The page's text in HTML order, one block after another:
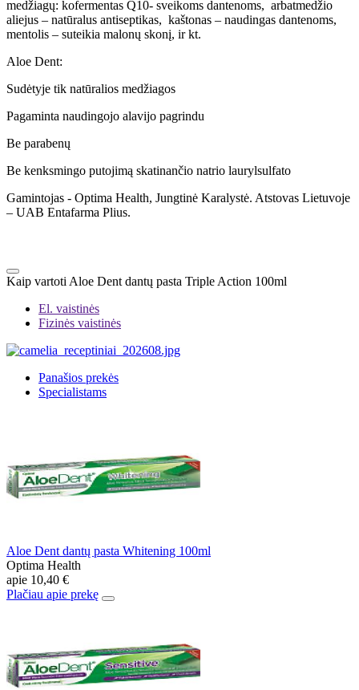
medžiagų: kofermentas Q10- sveikoms dantenoms, arbatmedžio
aliejus – natūralus antiseptikas, kaštonas – naudingas dantenoms,
mentolis – suteikia malonų skonį, ir kt.
Aloe Dent:
Sudėtyje tik natūralios medžiagos
Pagaminta naudingojo alavijo pagrindu
Be parabenų
Be kenksmingo putojimą skatinančio natrio laurylsulfato
Gamintojas - Optima Health, Jungtinė Karalystė. Atstovas Lietuvoje
– UAB Entafarma Plius.
Kaip vartoti Aloe Dent dantų pasta Triple Action 100ml
El. vaistinės
Fizinės vaistinės
Panašios prekės
Specialistams
Aloe Dent dantų pasta Whitening 100ml
Optima Health
apie 10,40 €
Plačiau apie prekę